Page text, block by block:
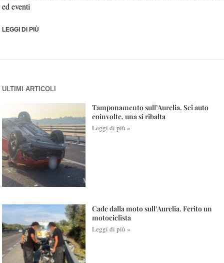
ed eventi
LEGGI DI PIÙ
ULTIMI ARTICOLI
Tamponamento sull’Aurelia. Sei auto
coinvolte, una si ribalta
Leggi di più »
Cade dalla moto sull’Aurelia. Ferito un
motociclista
Leggi di più »